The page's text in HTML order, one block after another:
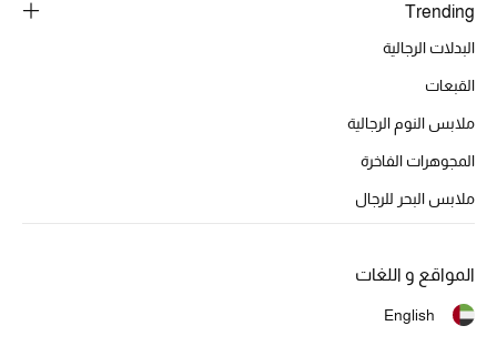
الموسم الجديد
الحقائب النسائية
حقائب رجالية
أبرز المصممين
Trending
البدلات الرجالية
القبعات
ملابس النوم الرجالية
المجوهرات الفاخرة
ملابس البحر للرجال
المواقع و اللغات
English